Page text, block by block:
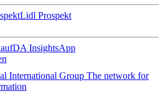
Lidl Prospekt
InsightsApp
International Group The network for